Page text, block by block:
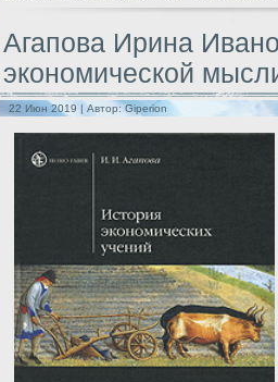
Агапова Ирина
экономической
22 Июн 2019 | Автор:Giperion